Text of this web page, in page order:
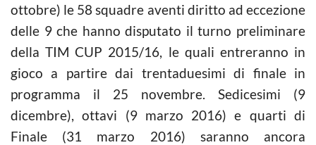
ottobre) le 58 squadre aventi diritto ad eccezione
delle 9 che hanno disputato il turno preliminare
della TIM CUP 2015/16, le quali entreranno in
gioco a partire dai trentaduesimi di finale in
programma il 25 novembre. Sedicesimi (9
dicembre), ottavi (9 marzo 2016) e quarti di
Finale (31 marzo 2016) saranno ancora